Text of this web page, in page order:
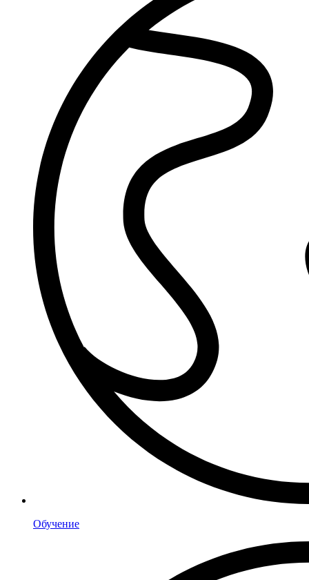
Обучение